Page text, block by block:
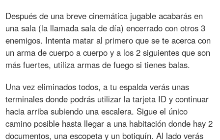
Después de una breve cinemática jugable acabarás en
una sala (la llamada sala de día) encerrado con otros 3
enemigos. Intenta matar al primero que se te acerca con
un arma de cuerpo a cuerpo y a los 2 siguientes que son
más fuertes, utiliza armas de fuego si tienes balas.
Una vez eliminados todos, a tu espalda verás unas
terminales donde podrás utilizar la tarjeta ID y continuar
hacia arriba subiendo una escalera. Sigue el único
camino posible hasta llegar a una habitación donde hay 2
documentos, una escopeta y un botiquín. Al lado verás